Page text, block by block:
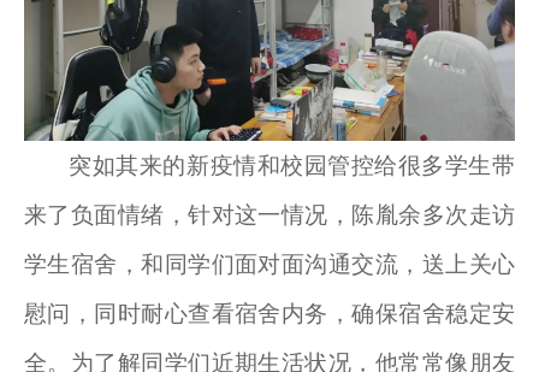
突如其来的新疫情和校园管控给很多学生带
来了负面情绪，针对这一情况，陈胤余多次走访
学生宿舍，和同学们面对面沟通交流，送上关心
慰问，同时耐心查看宿舍内务，确保宿舍稳定安
全。为了解同学们近期生活状况，他常常像朋友